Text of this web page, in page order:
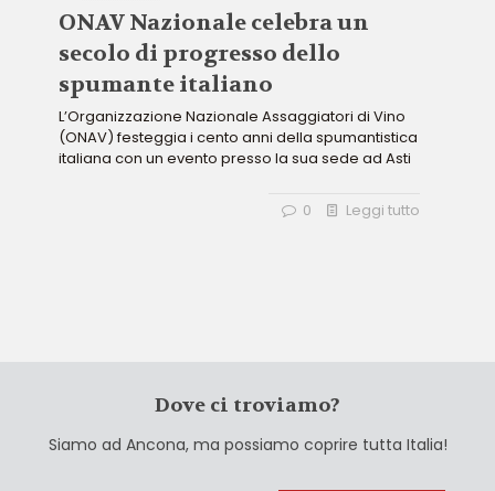
ONAV Nazionale celebra un
secolo di progresso dello
spumante italiano
L’Organizzazione Nazionale Assaggiatori di Vino
(ONAV) festeggia i cento anni della spumantistica
italiana con un evento presso la sua sede ad Asti
0 Leggi tutto
Dove ci troviamo?
Siamo ad Ancona, ma possiamo coprire tutta Italia!